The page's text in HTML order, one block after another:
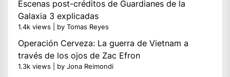
Escenas post-créditos de Guardianes de la
Galaxia 3 explicadas
1.4k views by Tomas Reyes
Operación Cerveza: La guerra de Vietnam a
través de los ojos de Zac Efron
1.3k views by Jona Reimondi